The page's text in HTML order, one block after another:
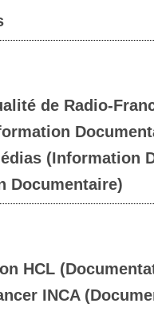
de Radio-
(Information
Documentaire)
HCL
INCA